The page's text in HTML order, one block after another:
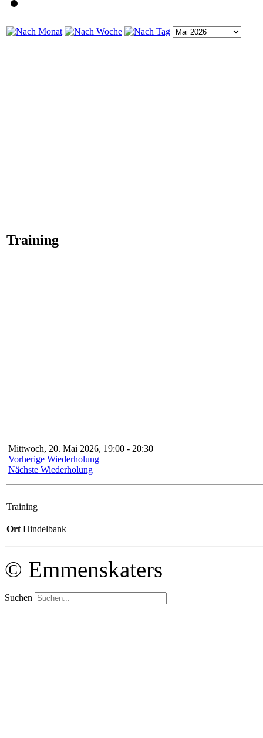
Training
Mittwoch, 20. Mai 2026, 19:00 - 20:30
Vorherige Wiederholung
Nächste Wiederholung
Training
OrtHindelbank
© Emmenskaters
Suchen